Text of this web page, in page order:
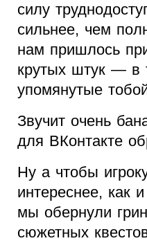
силу
сильнее, чем
нам пришлось
крутых штук — в
упомянутые
Звучит очень
для ВКонтакте
Ну а чтобы
интереснее,
мы обернули
сюжетных